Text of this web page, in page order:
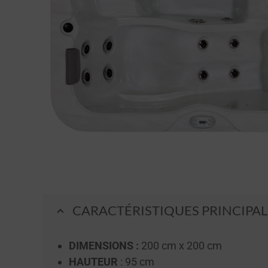
CARACTÉRISTIQUES
DIMENSIONS : 200 cm x 200 cm
HAUTEUR : 95 cm